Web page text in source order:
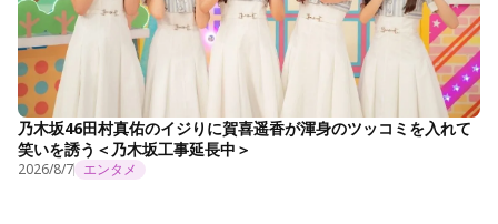
乃木坂46田村真佑のイジりに賀喜遥香が渾身のツッコミを入れて
笑いを誘う＜乃木坂工事延長中＞
2026/8/7 エンタメ